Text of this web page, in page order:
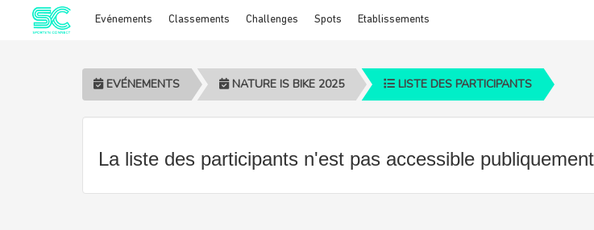
Evénements Classements Challenges Spots Etablissements
EVÉNEMENTS NATURE IS BIKE 2025 LISTE DES PARTICIPANTS
La liste des participants n'est pas accessible